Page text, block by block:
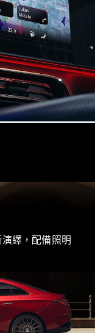
繹，配備照明